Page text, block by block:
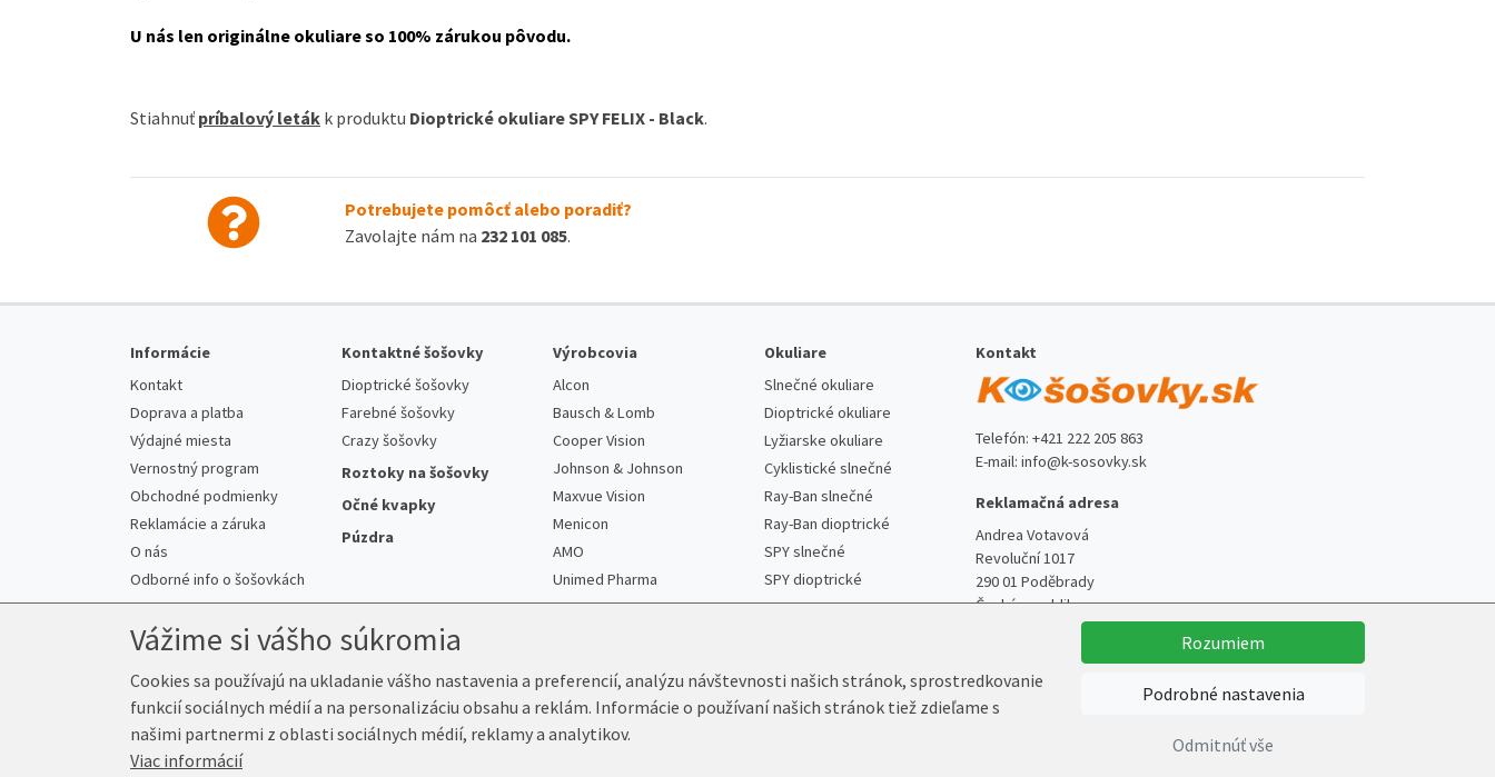
U nás len originálne okuliareso 100% zárukou pôvodu.
Stiahnuť príbalový leták k produktu Dioptrické okuliare SPY FELIX - Black.
Potrebujete pomôcť alebo poradiť?
Zavolajte nám na 232 101 085.
Informácie
Kontakt
Doprava a platba
Výdajné miesta
Vernostný program
Obchodné podmienky
Reklamácie a záruka
O nás
Odborné info o šošovkách
Kontaktné šošovky
Dioptrické šošovky
Farebné šošovky
Crazy šošovky
Roztoky na šošovky
Očné kvapky
Púzdra
Výrobcovia
Alcon
Bausch & Lomb
Cooper Vision
Johnson & Johnson
Maxvue Vision
Menicon
AMO
Unimed Pharma
Okuliare
Slnečné okuliare
Dioptrické okuliare
Lyžiarske okuliare
Cyklistické slnečné
Ray-Ban slnečné
Ray-Ban dioptrické
SPY slnečné
SPY dioptrické
Kontakt
Telefón: +421 222 205 863
E-mail: info@k-sosovky.sk
Reklamačná adresa
Andrea Votavová
Revoluční 1017
290 01 Poděbrady
Česká republika
© 2026 K-Šošovky.sk
Vážime si vášho súkromia
Cookies sa používajú na ukladanie vášho nastavenia a preferencií, analýzu návštevnosti našich stránok, sprostredkovanie
funkcií sociálnych médií a na personalizáciu obsahu a reklám. Informácie o používaní našich stránok tiež zdieľame s
našimi partnermi z oblasti sociálnych médií, reklamy a analytikov.
Viac informácií
Rozumiem
Podrobné nastavenia
Odmitnúť vše